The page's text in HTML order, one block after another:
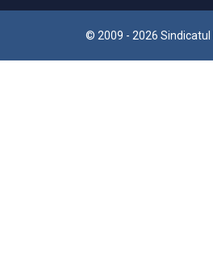
© 2009 - 2026 Sindicatul